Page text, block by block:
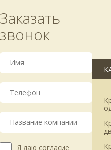
Заказать
звонок
Я даю согласие